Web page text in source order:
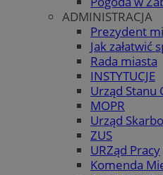
ADMINISTRACJA
Prezydent
Jak załatwić
Rada miasta
INSTYTUCJE
Urząd Stanu
MOPR
Urząd
ZUS
URZąd Pracy
Komenda